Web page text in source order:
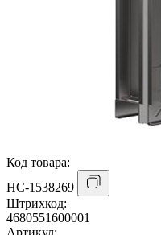
Код товара:
НС-1538269
Штрихкод:
4680551600001
Артикул: